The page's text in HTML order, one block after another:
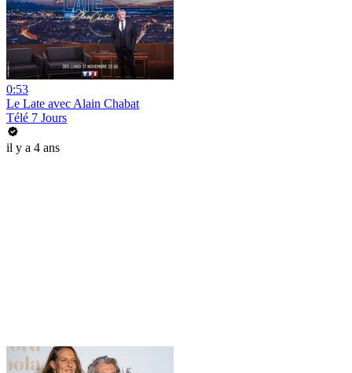
0:53
Le Late avec Alain Chabat
Télé 7 Jours
il y a 4 ans